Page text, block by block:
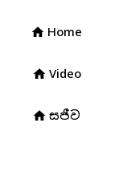
home Home
home Video
home සජීව